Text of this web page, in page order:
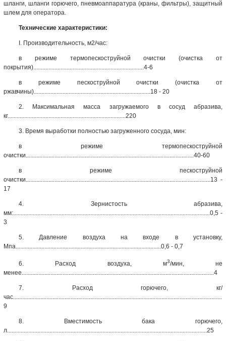
шланги, шланги горючего, пневмоаппаратура (краны, фильтры), защитный
шлем для оператора.
Технические характеристики:
I. Производительность, м2/час:
в режиме термопескоструйной очистки (очистка от
покрытия).........................................................................4-6
в режиме пескоструйной очистки (очистка от
ржавчины).............................................................................18 - 20
2. Максимальная масса загружаемого в сосуд абразива,
кг..............................................................................220
3. Время выработки полностью загруженного сосуда, мин:
в режиме термопескоструйной
очистки...............................................................................................................40-60
в режиме пескоструйной
очистки..........................................................................................................................13 -
17
4. Зернистость абразива,
мм:..................................................................................................................................0,5 -
3
5. Давление воздуха на входе в установку,
Мпа................................................................................................0,6 - 0,7
6. Расход воздуха, м3/мин, не
менее...............................................................................................................................4
7. Расход горючего, кг/
9
8. Вместимость бака горючего,
л....................................................................................................................................25